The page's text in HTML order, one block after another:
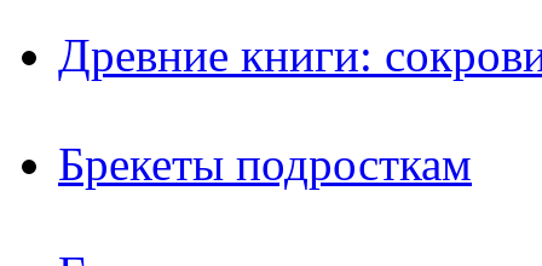
Древние книги:
Брекеты подросткам